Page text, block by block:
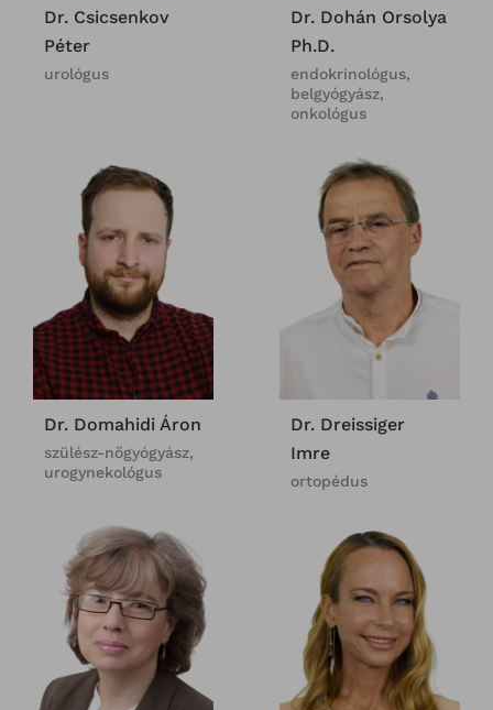
Dr. Csicsenkov
Péter
urológus
Dr. Dohán Orsolya
Ph.D.
endokrinológus,
belgyógyász,
onkológus
Dr. Domahidi Áron
szülész-nőgyógyász,
urogynekológus
Dr. Dreissiger
Imre
ortopédus